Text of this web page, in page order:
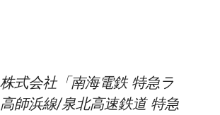
式会社「南海電鉄 特急ラ
師浜線/泉北高速鉄道 特急